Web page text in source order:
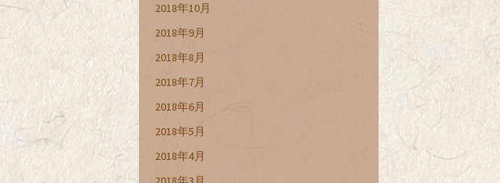
2018年10月
2018年9月
2018年8月
2018年7月
2018年6月
2018年5月
2018年4月